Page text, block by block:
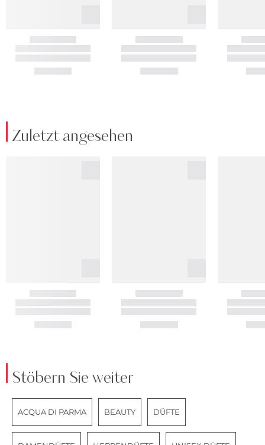
Zuletzt angesehen
Stöbern Sie weiter
ACQUA DI PARMA BEAUTY DÜFTE